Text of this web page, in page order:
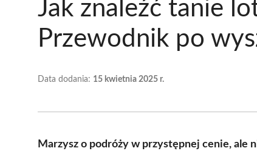
Jak znaleźć tanie
Przewodnik po
Data dodania: 15 kwietnia 2025 r.
Marzysz o podróży w przystępnej cenie, ale